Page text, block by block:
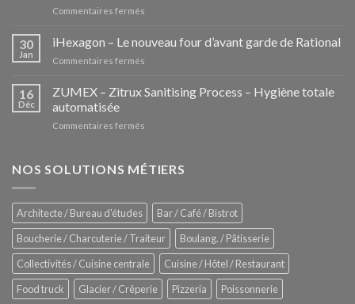
Commentaires fermés
Pozzettis:
la
des
30
Jan
iHexagon – Le nouveau four d’avant garde de Rational
Commentaires fermés
–
Le
de
16
Déc
ZUMEX – Zitrux Sanitising Process – Hygiène totale
automatisée
Commentaires fermés
Zitrux
–
Hygiène
totale
automatisée
NOS SOLUTIONS MÉTIERS
Architecte / Bureau d'études
Bar / Café / Bistrot
Boucherie / Charcuterie / Traiteur
Boulang. / Pâtisserie
Collectivités / Cuisine centrale
Cuisine / Hôtel / Restaurant
Food truck
Glacier / Crêperie Pizzeria
Poissonnerie